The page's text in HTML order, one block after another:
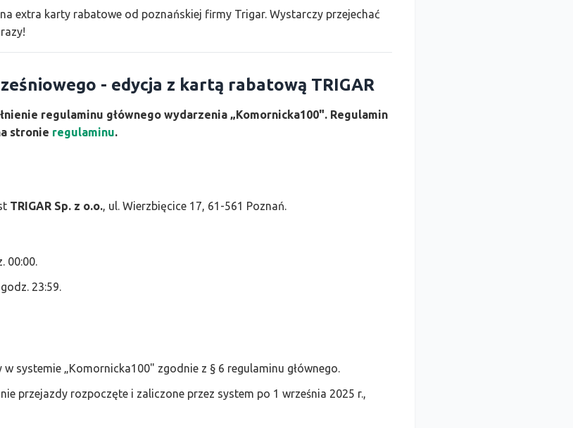
extra karty rabatowe od poznańskiej firmy Trigar. Wystarczy przejechać
- edycja z kartą rabatową TRIGAR
regulaminu głównego wydarzenia „Komornicka100". Regulamin
stronie regulaminu.
TRIGAR Sp. z o.o., ul. Wierzbięcice 17, 61-561 Poznań.
00:00.
23:59.
systemie „Komornicka100" zgodnie z § 6 regulaminu głównego.
przejazdy rozpoczęte i zaliczone przez system po 1 września 2025 r.,